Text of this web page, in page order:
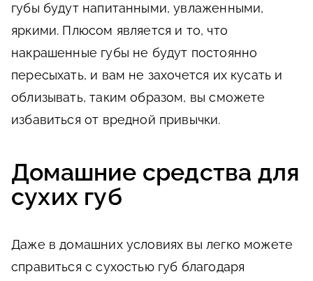
губы будут напитанными, увлаженными,
яркими. Плюсом является и то, что
накрашенные губы не будут постоянно
пересыхать, и вам не захочется их кусать и
облизывать, таким образом, вы сможете
избавиться от вредной привычки.
Домашние средства для
сухих губ
Даже в домашних условиях вы легко можете
справиться с сухостью губ благодаря